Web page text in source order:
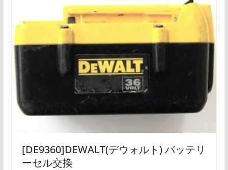
[DE9360]DEWALT(デウォルト) バッテリ
ーセル交換